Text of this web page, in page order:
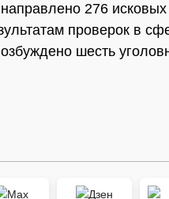
276 исковых
проверок в
шесть